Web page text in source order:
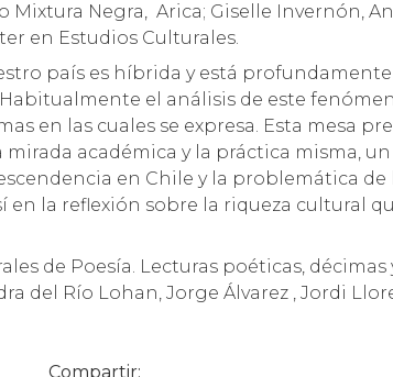
Mixtura Negra, Arica; Giselle Invernón,
en Estudios Culturales.
país es híbrida y está
el análisis de este
en las cuales se expresa. Esta mesa
académica y la práctica misma,
en Chile y la problemática de
la reflexión sobre la riqueza cultural
de Poesía. Lecturas poéticas, décimas
del Río Lohan, Jorge Álvarez , Jordi
Compartir: